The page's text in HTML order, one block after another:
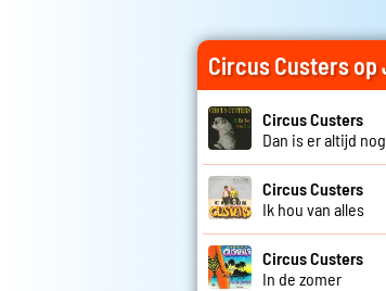
Circus Custers
Circus Custers
Dan is er altijd
Circus Custers
Ik hou van alles
Circus Custers
In de zomer